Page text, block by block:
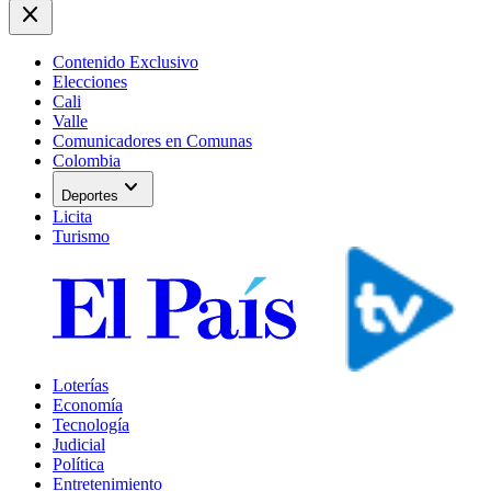
close
Contenido Exclusivo
Elecciones
Cali
Valle
Comunicadores en Comunas
Colombia
Deportes expand_more
Licita
Turismo
Loterías
Economía
Tecnología
Judicial
Política
Entretenimiento